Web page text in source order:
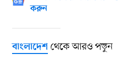
করুন
বাংলাদেশথেকে আরও পড়ুন